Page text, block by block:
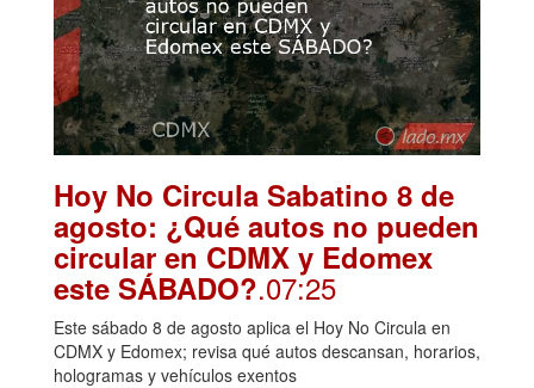
Hoy No Circula Sabatino 8 de
agosto: ¿Qué autos no pueden
circular en CDMX y Edomex
este SÁBADO?.07:25
Este sábado 8 de agosto aplica el Hoy No Circula en
CDMX y Edomex; revisa qué autos descansan, horarios,
hologramas y vehículos exentos